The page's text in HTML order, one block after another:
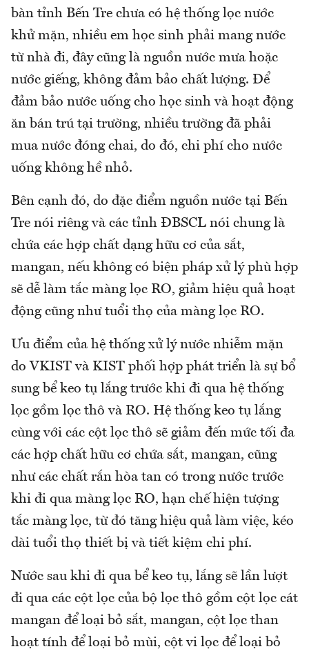
bàn tỉnh Bến Tre chưa có hệ thống lọc nước
khử mặn, nhiều em học sinh phải mang nước
từ nhà đi, đây cũng là nguồn nước mưa hoặc
nước giếng, không đảm bảo chất lượng. Để
đảm bảo nước uống cho học sinh và hoạt động
ăn bán trú tại trường, nhiều trường đã phải
mua nước đóng chai, do đó, chi phí cho nước
uống không hề nhỏ.
Bên cạnh đó, do đặc điểm nguồn nước tại Bến
Tre nói riêng và các tỉnh ĐBSCL nói chung là
chứa các hợp chất dạng hữu cơ của sắt,
mangan, nếu không có biện pháp xử lý phù hợp
sẽ dễ làm tắc màng lọc RO, giảm hiệu quả hoạt
động cũng như tuổi thọ của màng lọc RO.
Ưu điểm của hệ thống xử lý nước nhiễm mặn
do VKIST và KIST phối hợp phát triển là sự bổ
sung bể keo tụ lắng trước khi đi qua hệ thống
lọc gồm lọc thô và RO. Hệ thống keo tụ lắng
cùng với các cột lọc thô sẽ giảm đến mức tối đa
các hợp chất hữu cơ chứa sắt, mangan, cũng
như các chất rắn hòa tan có trong nước trước
khi đi qua màng lọc RO, hạn chế hiện tượng
tắc màng lọc, từ đó tăng hiệu quả làm việc, kéo
dài tuổi thọ thiết bị và tiết kiệm chi phí.
Nước sau khi đi qua bể keo tụ, lắng sẽ lần lượt
đi qua các cột lọc của bộ lọc thô gồm cột lọc cát
mangan để loại bỏ sắt, mangan, cột lọc than
hoạt tính để loại bỏ mùi, cột vi lọc để loại bỏ